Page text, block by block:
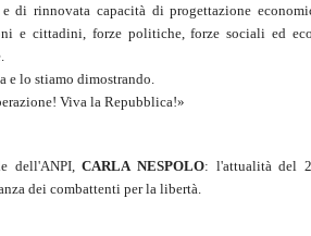
di rinnovata capacità di progettazione
e cittadini, forze politiche, forze sociali ed
e lo stiamo dimostrando.
Viva la Repubblica!»
dell'ANPI,CARLA NESPOLO: l'attualità del
dei combattenti per la libertà.